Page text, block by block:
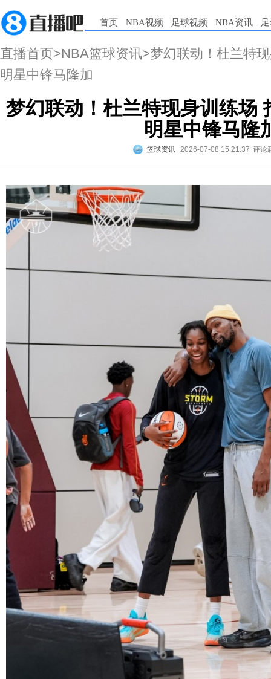
首页 NBA视频 足球视频 NBA资讯
直播首页>NBA篮球资讯>梦幻联动！杜兰特
明星中锋马隆加
梦幻联动！杜兰特现身训练场
明星中锋马隆
篮球资讯 2026-07-08 15:21:37 评论